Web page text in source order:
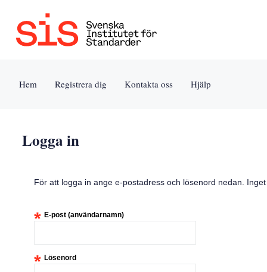
Jump
Hem Registrera dig Kontakta oss Hjälp
Logga in
För att logga in ange e-postadress och lösenord nedan.
* E-post (användarnamn)
* Lösenord